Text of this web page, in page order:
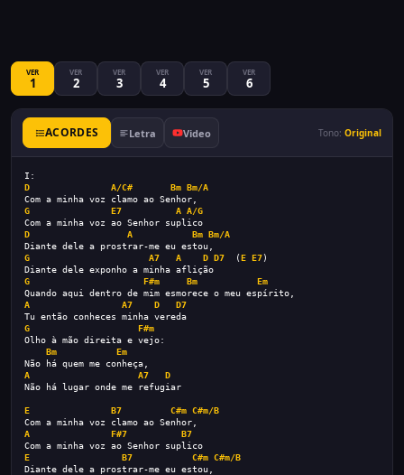
VER
1
VER
2
VER
3
VER
4
VER
5
VER
6
ACORDES Letra Video Tono: Original
I:
D
A/C# Bm Bm/A
Com a minha voz clamo ao Senhor,
G
E7 A A/G
Com a minha voz ao Senhor suplico
D
A Bm Bm/A
Diante dele a prostrar-me eu estou,
G
A7 A D D7 (E E7)
Diante dele exponho a minha aflição
G
F#m Bm
Em
Quando aqui dentro de mim esmorece o meu espírito,
A
A7 D
D7
Tu então conheces minha vereda
G
F#m
Olho à mão direita e vejo:
Bm
Em
Não há quem me conheça,
A
A7
D
Não há lugar onde me refugiar
E B7 C#m C#m/B
Com a minha voz clamo ao Senhor,
A
F#7
B7
Com a minha voz ao Senhor suplico
E
B7 C#m C#m/B
Diante dele a prostrar-me eu estou,